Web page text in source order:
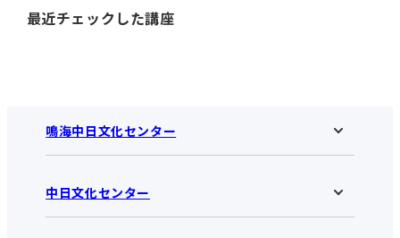
最近チェックした講座
鳴海中日文化センター
鳴海中日文化センターHOME
お知らせ
中日文化センター